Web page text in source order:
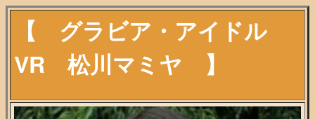
【 グラビア・アイドル
VR 松川マミヤ 】